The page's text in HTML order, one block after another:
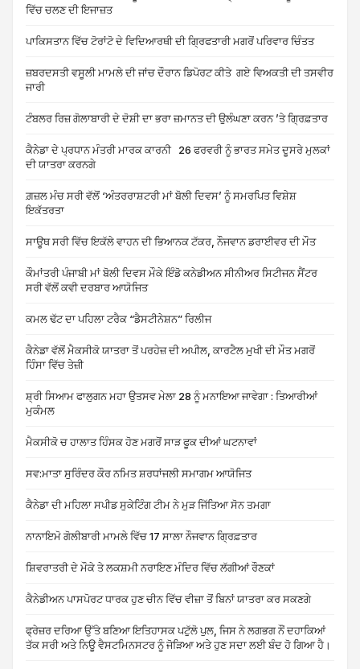
ਵਿੱਚ ਚਲਣ ਦੀ ਇਜਾਜ਼ਤ
ਪਾਕਿਸਤਾਨ ਵਿੱਚ ਟੋਰਾਂਟੋ ਦੇ ਵਿਦਿਆਰਥੀ ਦੀ ਗ੍ਰਿਫਤਾਰੀ ਮਗਰੋਂ ਪਰਿਵਾਰ ਚਿੰਤਤ
ਜ਼ਬਰਦਸਤੀ ਵਸੂਲੀ ਮਾਮਲੇ ਦੀ ਜਾਂਚ ਦੌਰਾਨ ਡਿਪੋਰਟ ਕੀਤੇ ਗਏ ਵਿਅਕਤੀ ਦੀ ਤਸਵੀਰ
ਜਾਰੀ
ਟੰਬਲਰ ਰਿਜ਼ ਗੋਲਾਬਾਰੀ ਦੇ ਦੋਸ਼ੀ ਦਾ ਭਰਾ ਜ਼ਮਾਨਤ ਦੀ ਉਲੰਘਣਾ ਕਰਨ ’ਤੇ ਗ੍ਰਿਫ਼ਤਾਰ
ਕੈਨੇਡਾ ਦੇ ਪ੍ਰਧਾਨ ਮੰਤਰੀ ਮਾਰਕ ਕਾਰਨੀ 26 ਫਰਵਰੀ ਨੂੰ ਭਾਰਤ ਸਮੇਤ ਦੂਸਰੇ ਮੁਲਕਾਂ
ਦੀ ਯਾਤਰਾ ਕਰਨਗੇ
ਗ਼ਜ਼ਲ ਮੰਚ ਸਰੀ ਵੱਲੋਂ ‘ਅੰਤਰਰਾਸ਼ਟਰੀ ਮਾਂ ਬੋਲੀ ਦਿਵਸ’ ਨੂੰ ਸਮਰਪਿਤ ਵਿਸ਼ੇਸ਼
ਇਕੱਤਰਤਾ
ਸਾਊਥ ਸਰੀ ਵਿੱਚ ਇਕੱਲੇ ਵਾਹਨ ਦੀ ਭਿਆਨਕ ਟੱਕਰ, ਨੌਜਵਾਨ ਡਰਾਈਵਰ ਦੀ ਮੌਤ
ਕੌਮਾਂਤਰੀ ਪੰਜਾਬੀ ਮਾਂ ਬੋਲੀ ਦਿਵਸ ਮੌਕੇ ਇੰਡੋ ਕਨੇਡੀਅਨ ਸੀਨੀਅਰ ਸਿਟੀਜਨ ਸੈਂਟਰ
ਸਰੀ ਵੱਲੋਂ ਕਵੀ ਦਰਬਾਰ ਆਯੋਜਿਤ
ਕਮਲ ਢੱਟ ਦਾ ਪਹਿਲਾ ਟਰੈਕ “ਡੈਸਟੀਨੇਸ਼ਨ” ਰਿਲੀਜ
ਕੈਨੇਡਾ ਵੱਲੋਂ ਮੈਕਸੀਕੋ ਯਾਤਰਾ ਤੋਂ ਪਰਹੇਜ਼ ਦੀ ਅਪੀਲ, ਕਾਰਟੈਲ ਮੁਖੀ ਦੀ ਮੌਤ ਮਗਰੋਂ
ਹਿੰਸਾ ਵਿੱਚ ਤੇਜ਼ੀ
ਸ਼੍ਰੀ ਸਿਆਮ ਫਾਲੁਗਨ ਮਹਾ ਉਤਸਵ ਮੇਲਾ 28 ਨੂੰ ਮਨਾਇਆ ਜਾਵੇਗਾ : ਤਿਆਰੀਆਂ
ਮੁਕੰਮਲ
ਮੈਕਸੀਕੋ ਚ ਹਾਲਾਤ ਹਿੰਸਕ ਹੋਣ ਮਗਰੋਂ ਸਾੜ ਫੂਕ ਦੀਆਂ ਘਟਨਾਵਾਂ
ਸਵ:ਮਾਤਾ ਸੁਰਿੰਦਰ ਕੌਰ ਨਮਿਤ ਸ਼ਰਧਾਂਜਲੀ ਸਮਾਗਮ ਆਯੋਜਿਤ
ਕੈਨੇਡਾ ਦੀ ਮਹਿਲਾ ਸਪੀਡ ਸੁਕੇਟਿੰਗ ਟੀਮ ਨੇ ਮੁੜ ਜਿੱਤਿਆ ਸੋਨ ਤਮਗਾ
ਨਾਨਾਇਮੋ ਗੋਲੀਬਾਰੀ ਮਾਮਲੇ ਵਿੱਚ 17 ਸਾਲਾ ਨੌਜਵਾਨ ਗ੍ਰਿਫ਼ਤਾਰ
ਸ਼ਿਵਰਾਤਰੀ ਦੇ ਮੌਕੇ ਤੇ ਲਕਸ਼ਮੀ ਨਰਾਇਣ ਮੰਦਿਰ ਵਿੱਚ ਲੱਗੀਆਂ ਰੌਣਕਾਂ
ਕੈਨੇਡੀਅਨ ਪਾਸਪੋਰਟ ਧਾਰਕ ਹੁਣ ਚੀਨ ਵਿੱਚ ਵੀਜ਼ਾ ਤੋਂ ਬਿਨਾਂ ਯਾਤਰਾ ਕਰ ਸਕਣਗੇ
ਫ੍ਰੇਜ਼ਰ ਦਰਿਆ ਉੱਤੇ ਬਣਿਆ ਇਤਿਹਾਸਕ ਪਟੁੱਲੋ ਪੁਲ, ਜਿਸ ਨੇ ਲਗਭਗ ਨੌਂ ਦਹਾਕਿਆਂ
ਤੱਕ ਸਰੀ ਅਤੇ ਨਿਊ ਵੈਸਟਮਿਨਸਟਰ ਨੂੰ ਜੋੜਿਆ ਅਤੇ ਹੁਣ ਸਦਾ ਲਈ ਬੰਦ ਹੋ ਗਿਆ ਹੈ।